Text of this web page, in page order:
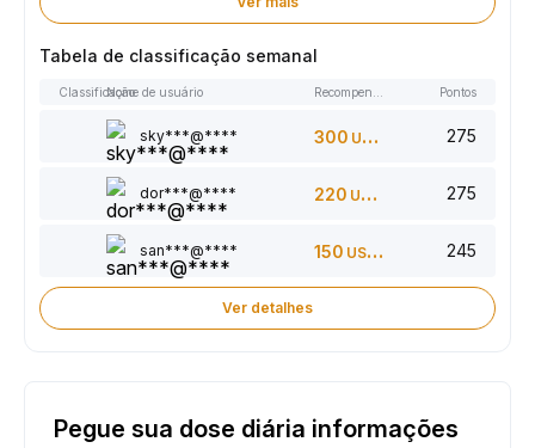
Tabela de classificação semanal
ClassificaçãoNome de usuário Pontos
sky***@**** 300 USDT 275
dor***@**** 220 USDT 275
san***@**** 150 USDT 245
Ver detalhes
Pegue sua dose diária informações